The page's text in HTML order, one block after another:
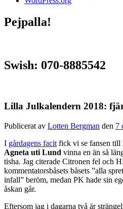
Pejpalla!
Swish: 070-8885542
Lilla Julkalendern 2018:
Publicerat av Lotten Bergman den 7
I gårdagens facit fick vi se fansen till
Agneta uti Lund vinna en än så
tisha. Jag citerade Citronen fel och
kommentatorsbåsets båsets ”alla
infall” beröm, medan PK hade sin
åskan går.
Eftersom jag i dagarna två är